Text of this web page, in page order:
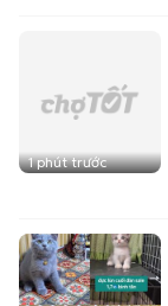
1 phút trước